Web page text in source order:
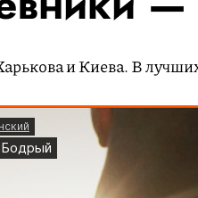
и Киева. В